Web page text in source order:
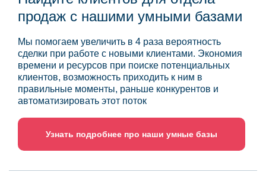
продаж с нашими умными базами
Мы помогаем увеличить в 4 раза вероятность
сделки при работе с новыми клиентами. Экономия
времени и ресурсов при поиске потенциальных
клиентов, возможность приходить к ним в
правильные моменты, раньше конкурентов и
автоматизировать этот поток
Узнать подробнее про наши умные базы